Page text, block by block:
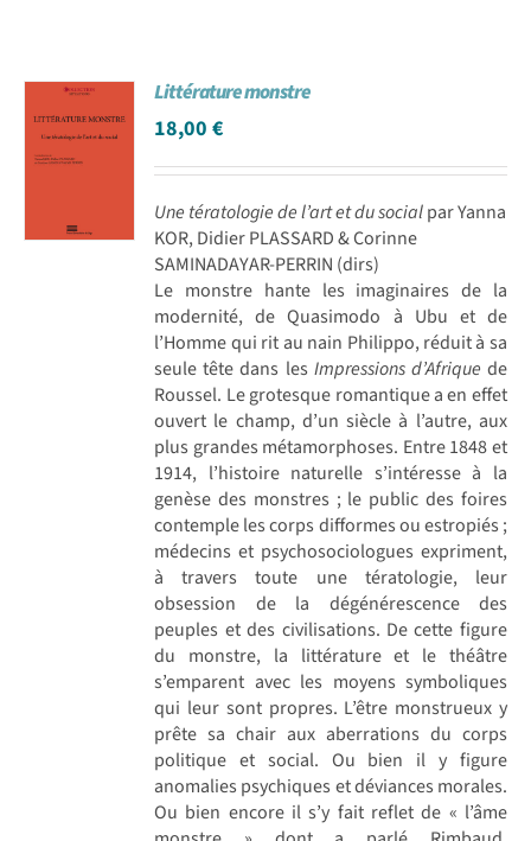
Littérature monstre
18,00€
Une tératologie de l’art et du socialpar Yanna
KOR, Didier PLASSARD & Corinne
SAMINADAYAR-PERRIN (dirs)
Le monstre hante les imaginaires de la
modernité, de Quasimodo à Ubu et de
l’Homme qui rit au nain Philippo, réduit à sa
seule tête dans les Impressions d’Afrique de
Roussel. Le grotesque romantique a en effet
ouvert le champ, d’un siècle à l’autre, aux
plus grandes métamorphoses. Entre 1848 et
1914, l’histoire naturelle s’intéresse à la
genèse des monstres ; le public des foires
contemple les corps difformes ou estropiés ;
médecins et psychosociologues expriment,
à travers toute une tératologie, leur
obsession de la dégénérescence des
peuples et des civilisations. De cette figure
du monstre, la littérature et le théâtre
s’emparent avec les moyens symboliques
qui leur sont propres. L’être monstrueux y
prête sa chair aux aberrations du corps
politique et social. Ou bien il y figure
anomalies psychiques et déviances morales.
Ou bien encore il s’y fait reflet de « l’âme